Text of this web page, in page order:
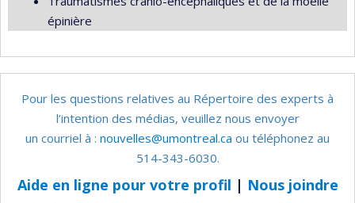
épinière
Pour les questions relatives au Répertoire des experts à
l’intention des médias, veuillez nous envoyer
un courriel à : nouvelles@umontreal.ca ou téléphonez au
514-343-6030.
Aide en ligne pour votre profil | Nous joindre